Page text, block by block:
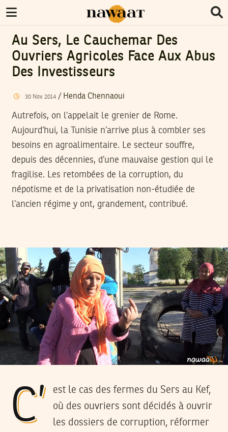
Au Sers, Le Cauchemar Des
Ouvriers Agricoles Face Aux Abus
Des Investisseurs
30 Nov 2014/ Henda Chennaoui
Autrefois, on l’appelait le grenier de Rome.
Aujourd’hui, la Tunisie n’arrive plus à combler ses
besoins en agroalimentaire. Le secteur souffre,
depuis des décennies, d’une mauvaise gestion qui le
fragilise. Les retombées de la corruption, du
népotisme et de la privatisation non-étudiée de
l’ancien régime y ont, grandement, contribué.
C’est le cas des fermes du Sers au Kef,
où des ouvriers sont décidés à ouvrir
les dossiers de corruption, réformer